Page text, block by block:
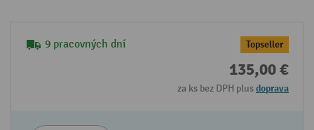
9 pracovných dní Topseller
135,00 €
za ks bez DPH plusdoprava